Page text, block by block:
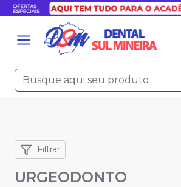
Filtrar
URGEODONTO